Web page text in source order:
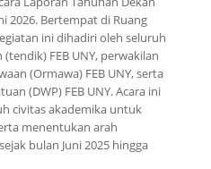
2026. Bertempat di Ruang
ini dihadiri oleh seluruh
FEB UNY, perwakilan
(Ormawa) FEB UNY, serta
(DWP) FEB UNY. Acara ini
civitas akademika untuk
menentukan arah
bulan Juni 2025 hingga